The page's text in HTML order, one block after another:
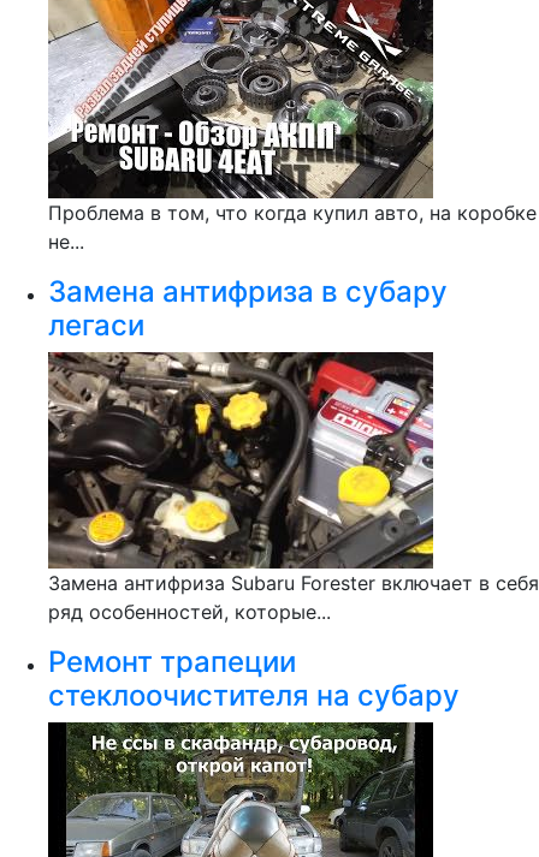
Проблема в том, что когда купил авто, на коробке
не...
Замена антифриза в субару
легаси
Замена антифриза Subaru Forester включает в себя
ряд особенностей, которые...
Ремонт трапеции
стеклоочистителя на субару